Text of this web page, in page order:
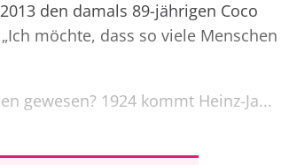
den damals 89-jährigen Coco
möchte, dass so viele Menschen
gewesen? 1924 kommt Heinz-Ja...